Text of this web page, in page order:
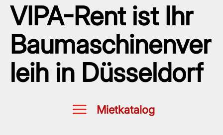
VIPA-Rent ist Ihr
Baumaschinenver
leih in Düsseldorf